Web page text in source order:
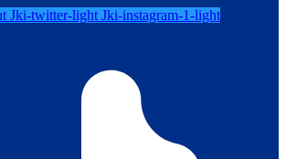
Jki-twitter-light Jki-instagram-1-light